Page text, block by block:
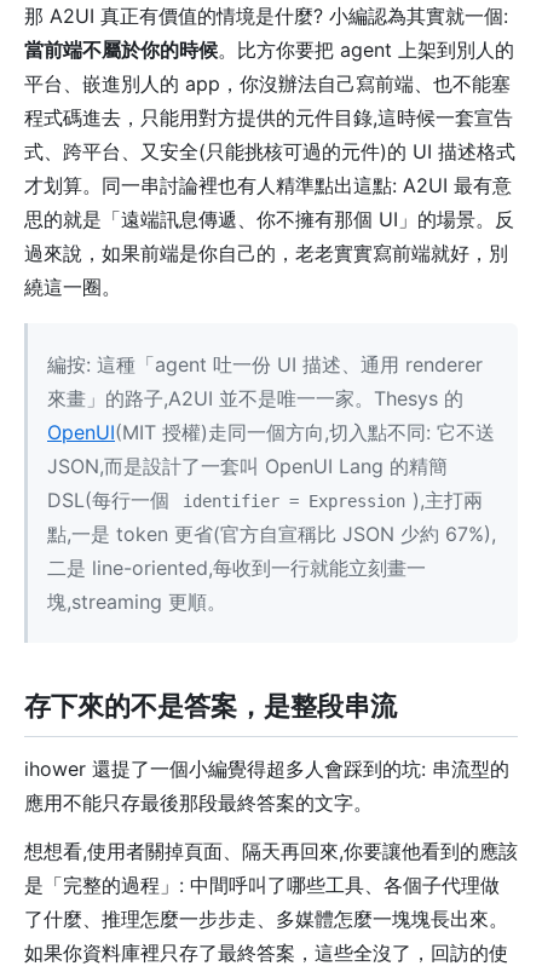
那 A2UI 真正有價值的情境是什麼? 小編認為其實就一個:
當前端不屬於你的時候。比方你要把 agent 上架到別人的
平台、嵌進別人的 app，你沒辦法自己寫前端、也不能塞
程式碼進去，只能用對方提供的元件目錄,這時候一套宣告
式、跨平台、又安全(只能挑核可過的元件)的 UI 描述格式
才划算。同一串討論裡也有人精準點出這點: A2UI 最有意
思的就是「遠端訊息傳遞、你不擁有那個 UI」的場景。反
過來說，如果前端是你自己的，老老實實寫前端就好，別
繞這一圈。
編按: 這種「agent 吐一份 UI 描述、通用 renderer
來畫」的路子,A2UI 並不是唯一一家。Thesys 的
OpenUI(MIT 授權)走同一個方向,切入點不同: 它不送
JSON,而是設計了一套叫 OpenUI Lang 的精簡
DSL(每行一個
identifier = Expression ),主打兩
點,一是 token 更省(官方自宣稱比 JSON 少約 67%),
二是 line-oriented,每收到一行就能立刻畫一
塊,streaming 更順。
存下來的不是答案，是整段串流
ihower 還提了一個小編覺得超多人會踩到的坑: 串流型的
應用不能只存最後那段最終答案的文字。
想想看,使用者關掉頁面、隔天再回來,你要讓他看到的應該
是「完整的過程」: 中間呼叫了哪些工具、各個子代理做
了什麼、推理怎麼一步步走、多媒體怎麼一塊塊長出來。
如果你資料庫裡只存了最終答案，這些全沒了，回訪的使